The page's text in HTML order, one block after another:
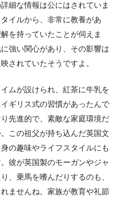
細な情報は公にはされていま
イルから、非常に教養があ
を持っていたことが伺えま
強い関心があり、その影響は
されていたそうですよ。
ムが設けられ、紅茶に牛乳を
ギリス式の習慣があったんで
先進的で、素敵な家庭環境だ
この祖父が持ち込んだ英国文
の趣味やライフスタイルにも
彼が英国製のモーガンやジャ
、乗馬を嗜んだりするのも、
ませんね。家族が教育や礼節